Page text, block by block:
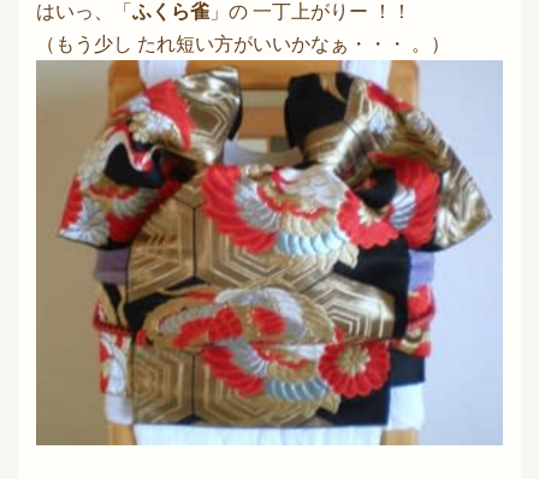
はいっ、「 ふくら雀 」の 一丁上がりー ！！
（もう少し たれ短い方がいいかなぁ・・・ 。）